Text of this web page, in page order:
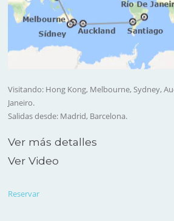
Visitando: Hong Kong, Melbourne, Sydney,
Janeiro.
Salidas desde: Madrid, Barcelona.
Ver más detalles
Ver Video
Reservar